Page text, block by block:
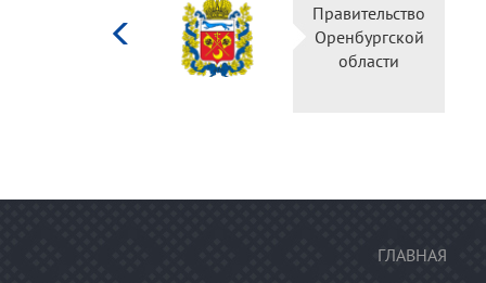
Правительство
Оренбургской
области
ГЛАВНАЯ